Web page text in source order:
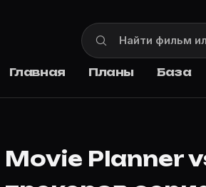
Главная Планы База
Movie Planner